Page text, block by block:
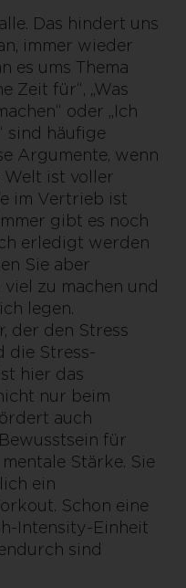
Das hindert uns
immer wieder
es ums Thema
Zeit für“, „Was
oder „Ich
sind häufige
Argumente, wenn
Welt ist voller
im Vertrieb ist
gibt es noch
erledigt werden
Sie aber
zu machen und
legen.
der den Stress
die Stress-
hier das
nur beim
auch
für
Stärke. Sie
ein
Schon eine
Intensity-Einheit
sind